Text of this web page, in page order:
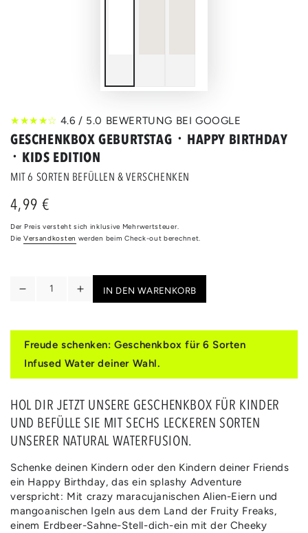
★★★★☆ 4.6 / 5.0 BEWERTUNG BEI GOOGLE
GESCHENKBOX GEBURTSTAG ᛫ HAPPY BIRTHDAY
᛫ KIDS EDITION
MIT 6 SORTEN BEFÜLLEN & VERSCHENKEN
Regulärer
4,99 €
Der Preis versteht sich inklusive Mehrwertsteuer.
Die Versandkosten werden beim Check-out berechnet.
Verringere
für
GESCHENKBOX
GEBURTSTAG
᛫
HAPPY
BIRTHDAY
᛫
KIDS
Erhöhe
für
GESCHENKBOX
GEBURTSTAG
᛫
HAPPY
BIRTHDAY
᛫
KIDS
IN DEN WARENKORB
Freude schenken: Geschenkbox für 6 Sorten
Infused Water deiner Wahl.
HOL DIR JETZT UNSERE GESCHENKBOX FÜR KINDER
UND BEFÜLLE SIE MIT SECHS LECKEREN SORTEN
UNSERER NATURAL WATERFUSION.
Schenke deinen Kindern oder den Kindern deiner Friends
ein Happy Birthday, das ein splashy Adventure
verspricht: Mit crazy maracujanischen Alien-Eiern und
mangoanischen Igeln aus dem Land der Fruity Freaks,
einem Erdbeer-Sahne-Stell-dich-ein mit der Cheeky